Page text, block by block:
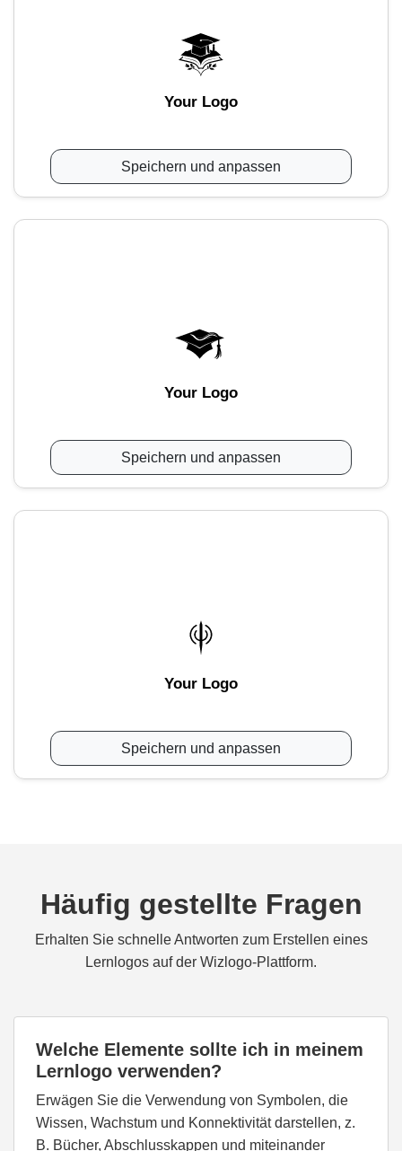
Your Logo
Speichern und anpassen
Your Logo
Speichern und anpassen
Your Logo
Speichern und anpassen
Häufig gestellte Fragen
Erhalten Sie schnelle Antworten zum Erstellen eines
Lernlogos auf der Wizlogo-Plattform.
Welche Elemente sollte ich in meinem
Lernlogo verwenden?
Erwägen Sie die Verwendung von Symbolen, die
Wissen, Wachstum und Konnektivität darstellen, z.
B. Bücher, Abschlusskappen und miteinander